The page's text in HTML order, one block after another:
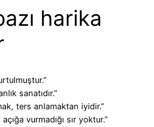
harika
sanatıdır.”
ters anlamaktan iyidir.”
açığa vurmadığı sır yoktur.”